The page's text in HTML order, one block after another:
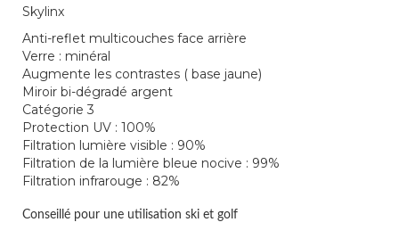
Skylinx
Anti-reflet multicouches face arrière
Verre : minéral
Augmente les contrastes ( base jaune)
Miroir bi-dégradé argent
Catégorie 3
Protection UV : 100%
Filtration lumière visible : 90%
Filtration de la lumière bleue nocive : 99%
Filtration infrarouge : 82%
Conseillé pour une utilisation ski et golf